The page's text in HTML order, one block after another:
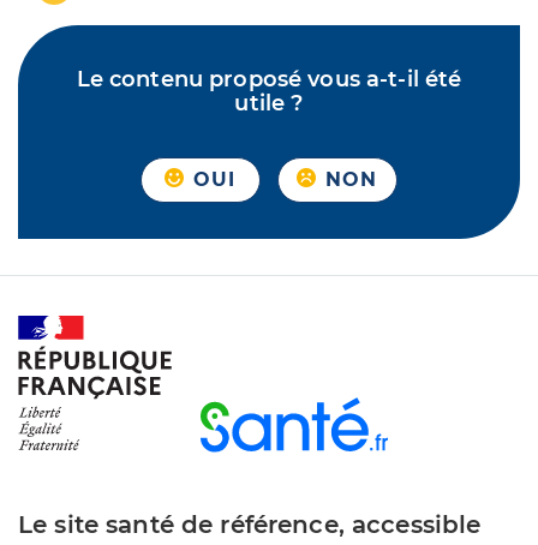
Le contenu proposé vous a-t-il été
utile ?
OUI NON
Le site santé de référence, accessible